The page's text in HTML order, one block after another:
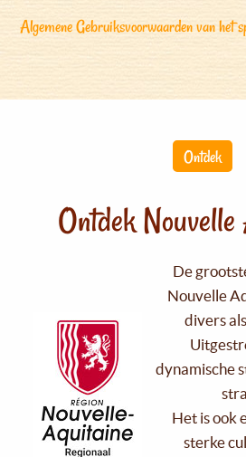
Algemene Gebruiksvoorwaarden van het
Ontdek
Ontdek
De
Nouvelle
divers
dynamische
Het is ook
sterke